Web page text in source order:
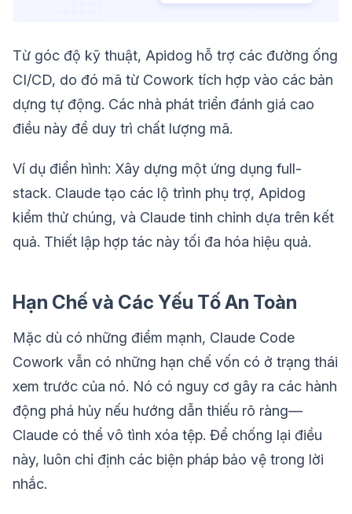
Từ góc độ kỹ thuật, Apidog hỗ trợ các đường ống
CI/CD, do đó mã từ Cowork tích hợp vào các bản
dựng tự động. Các nhà phát triển đánh giá cao
điều này để duy trì chất lượng mã.
Ví dụ điển hình: Xây dựng một ứng dụng full-
stack. Claude tạo các lộ trình phụ trợ, Apidog
kiểm thử chúng, và Claude tinh chỉnh dựa trên kết
quả. Thiết lập hợp tác này tối đa hóa hiệu quả.
Hạn Chế và Các Yếu Tố An Toàn
Mặc dù có những điểm mạnh, Claude Code
Cowork vẫn có những hạn chế vốn có ở trạng thái
xem trước của nó. Nó có nguy cơ gây ra các hành
động phá hủy nếu hướng dẫn thiếu rõ ràng—
Claude có thể vô tình xóa tệp. Để chống lại điều
này, luôn chỉ định các biện pháp bảo vệ trong lời
nhắc.